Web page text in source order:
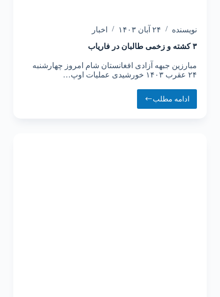
نویسنده ۲۴ آبان ۱۴۰۳
اخبار
۳ کشته و زخمی طالبان در فاریاب
مبارزین جبهه آزادی افغانستان شام امروز چهارشنبه
۲۴ عقرب ۱۴۰۳ خورشیدی عملیات اوپ…
ادامه مطلب